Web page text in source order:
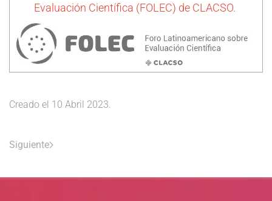
Evaluación Científica (FOLEC) de CLACSO.
Creado el 10 Abril 2023.
Siguiente